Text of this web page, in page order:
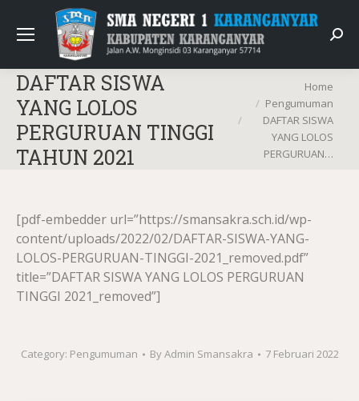
DAFTAR SISWA
YANG LOLOS
PERGURUAN TINGGI
TAHUN 2021
Home
Pengumuman
DAFTAR SISWA
YANG LOLOS
PERGURUAN…
[pdf-embedder url=”https://smansakra.sch.id/wp-
content/uploads/2022/02/DAFTAR-SISWA-YANG-
LOLOS-PERGURUAN-TINGGI-2021_removed.pdf”
title=”DAFTAR SISWA YANG LOLOS PERGURUAN
TINGGI 2021_removed”]
Category: Pengumuman ByAdmin Smansakra 7 Februari 2022